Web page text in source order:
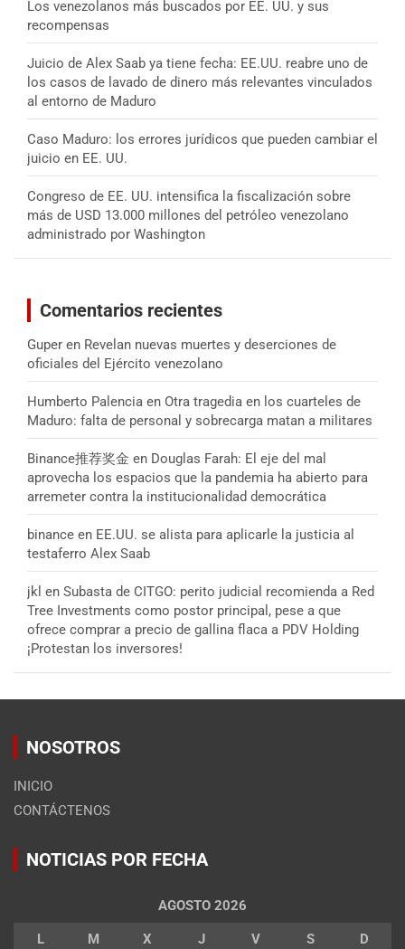
Los venezolanos más buscados por EE. UU. y sus
recompensas
Juicio de Alex Saab ya tiene fecha: EE.UU. reabre uno de
los casos de lavado de dinero más relevantes vinculados
al entorno de Maduro
Caso Maduro: los errores jurídicos que pueden cambiar el
juicio en EE. UU.
Congreso de EE. UU. intensifica la fiscalización sobre
más de USD 13.000 millones del petróleo venezolano
administrado por Washington
Comentarios recientes
Guper en Revelan nuevas muertes y deserciones de
oficiales del Ejército venezolano
Humberto Palencia en Otra tragedia en los cuarteles de
Maduro: falta de personal y sobrecarga matan a militares
Binance推荐奖金 en Douglas Farah: El eje del mal
aprovecha los espacios que la pandemia ha abierto para
arremeter contra la institucionalidad democrática
binance en EE.UU. se alista para aplicarle la justicia al
testaferro Alex Saab
jkl en Subasta de CITGO: perito judicial recomienda a Red
Tree Investments como postor principal, pese a que
ofrece comprar a precio de gallina flaca a PDV Holding
¡Protestan los inversores!
NOSOTROS
INICIO
CONTÁCTENOS
NOTICIAS POR FECHA
AGOSTO 2026
L M X J V S D